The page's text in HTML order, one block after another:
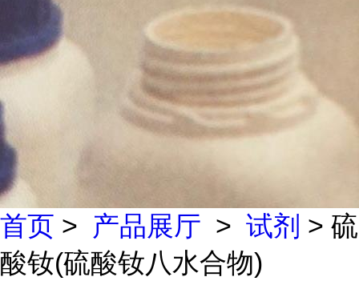
首页 > 产品展厅 > 试剂 > 硫
酸钕(硫酸钕八水合物)